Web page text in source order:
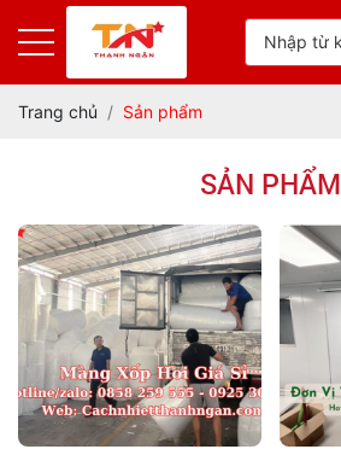
Trang chủ Sản phẩm
SẢN PHẨM